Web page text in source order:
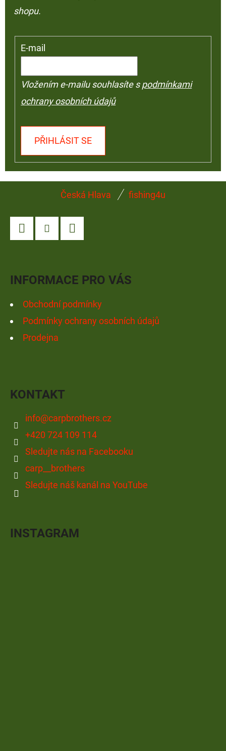
shopu.
E-mail
Vložením e-mailu souhlasíte spodmínkami
ochrany osobních údajů
PŘIHLÁSIT SE
Česká Hlava fishing4u
INFORMACE PRO VÁS
Obchodní podmínky
Podmínky ochrany osobních údajů
Prodejna
KONTAKT
info@carpbrothers.cz
+420 724 109 114
Sledujte nás na Facebooku
carp__brothers
Sledujte náš kanál na YouTube
INSTAGRAM